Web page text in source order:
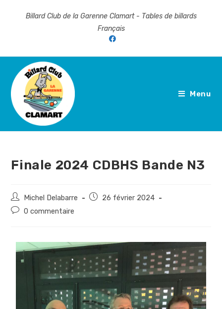
Billard Club de la Garenne Clamart - Tables de billards
Français
Menu
Finale 2024 CDBHS Bande N3
Michel Delabarre
26 février 2024
0 commentaire